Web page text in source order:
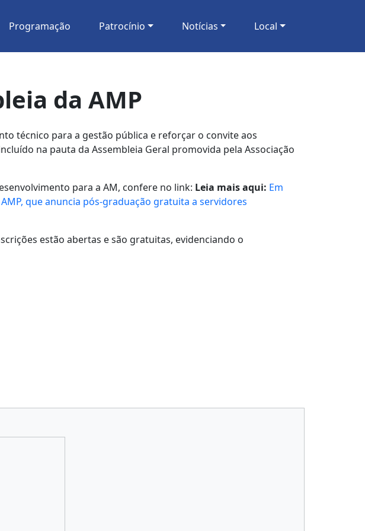
Programação Patrocínio Notícias Local
da AMP
técnico para a gestão pública e reforçar o convite aos
na pauta da Assembleia Geral promovida pela Associação
para a AM, confere no link: Leia mais aqui: Em
que anuncia pós-graduação gratuita a servidores
estão abertas e são gratuitas, evidenciando o